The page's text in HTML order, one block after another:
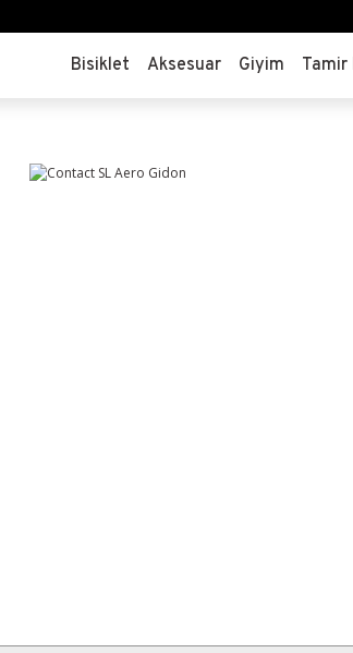
Bisiklet Aksesuar Giyim Tamir